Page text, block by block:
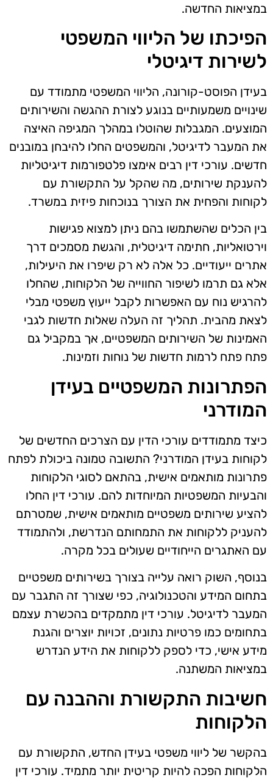
במציאות החדשה.
הפיכתו של הליווי המשפטי
לשירות דיגיטלי
בעידן הפוסט-קורונה, הליווי המשפטי מתמודד עם
שינויים משמעותיים בנוגע לצורת ההגשה והשירותים
המוצעים. המגבלות שהוטלו במהלך המגיפה האיצה
את המעבר לדיגיטל, והמשפטים החלו להיבחן במובנים
חדשים. עורכי דין רבים אימצו פלטפורמות דיגיטליות
להענקת שירותים, מה שהקל על התקשורת עם
לקוחות והפחית את הצורך בנוכחות פיזית במשרד.
בין הכלים שהשתמשו בהם ניתן למצוא פגישות
וירטואליות, חתימה דיגיטלית, והגשת מסמכים דרך
אתרים ייעודיים. כל אלה לא רק שיפרו את היעילות,
אלא גם תרמו לשיפור החווייה של הלקוחות, שהחלו
להרגיש נוח עם האפשרות לקבל ייעוץ משפטי מבלי
לצאת מהבית. תהליך זה העלה שאלות חדשות לגבי
האמינות של השירותים המשפטיים, אך במקביל גם
פתח פתח לרמות חדשות של נוחות וזמינות.
הפתרונות המשפטיים בעידן
המודרני
כיצד מתמודדים עורכי הדין עם הצרכים החדשים של
לקוחות בעידן המודרני? התשובה טמונה ביכולת לפתח
פתרונות מותאמים אישית, בהתאם לסוגי הלקוחות
והבעיות המשפטיות המיוחדות להם. עורכי דין החלו
להציע שירותים משפטיים מותאמים אישית, שמטרתם
להעניק ללקוחות את התמחותם הנדרשת, ולהתמודד
עם האתגרים הייחודיים שעולים בכל מקרה.
בנוסף, השוק רואה עלייה בצורך בשירותים משפטיים
בתחום המידע והטכנולוגיה, כפי שצורך זה התגבר עם
המעבר לדיגיטל. עורכי דין מתמקדים בהכשרת עצמם
בתחומים כמו פרטיות נתונים, זכויות יוצרים והגנת
מידע אישי, כדי לספק ללקוחות את הידע הנדרש
במציאות המשתנה.
חשיבות התקשורת וההבנה עם
הלקוחות
בהקשר של ליווי משפטי בעידן החדש, התקשורת עם
הלקוחות הפכה להיות קריטית יותר מתמיד. עורכי דין